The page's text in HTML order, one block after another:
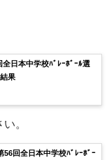
全日本中学校ﾊﾞﾚｰﾎﾞｰﾙ選
果
。
56回全日本中学校ﾊﾞﾚｰﾎﾞｰ